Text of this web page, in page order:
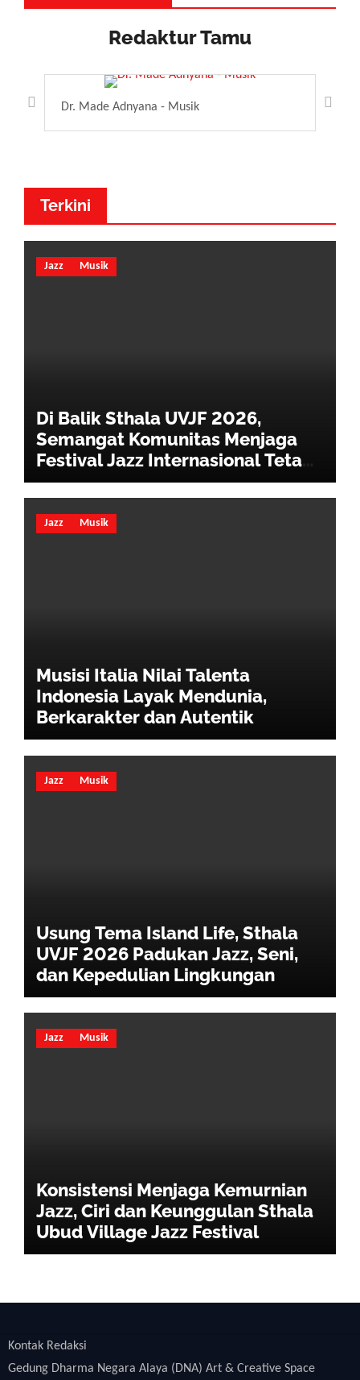
Redaktur Tamu
Dr. Made Adnyana - Musik
Terkini
Jazz Musik
Di Balik Sthala UVJF 2026,
Semangat Komunitas Menjaga
Festival Jazz Internasional Tetap
Hidup
Jazz Musik
Musisi Italia Nilai Talenta
Indonesia Layak Mendunia,
Berkarakter dan Autentik
Jazz Musik
Usung Tema Island Life, Sthala
UVJF 2026 Padukan Jazz, Seni,
dan Kepedulian Lingkungan
Jazz Musik
Konsistensi Menjaga Kemurnian
Jazz, Ciri dan Keunggulan Sthala
Ubud Village Jazz Festival
Kontak Redaksi
Gedung Dharma Negara Alaya (DNA) Art & Creative Space